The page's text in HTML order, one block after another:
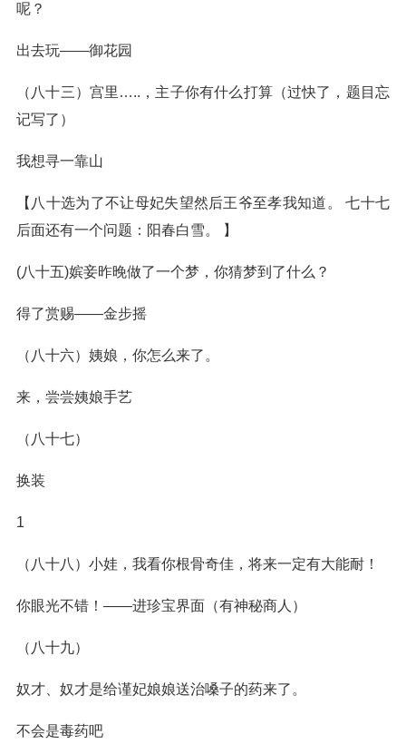
呢？
出去玩——御花园
（八十三）宫里…..，主子你有什么打算（过快了，题目忘
记写了）
我想寻一靠山
【八十选为了不让母妃失望然后王爷至孝我知道。 七十七
后面还有一个问题：阳春白雪。 】
(八十五)嫔妾昨晚做了一个梦，你猜梦到了什么？
得了赏赐——金步摇
（八十六）姨娘，你怎么来了。
来，尝尝姨娘手艺
（八十七）
换装
1
（八十八）小娃，我看你根骨奇佳，将来一定有大能耐！
你眼光不错！——进珍宝界面（有神秘商人）
（八十九）
奴才、奴才是给谨妃娘娘送治嗓子的药来了。
不会是毒药吧